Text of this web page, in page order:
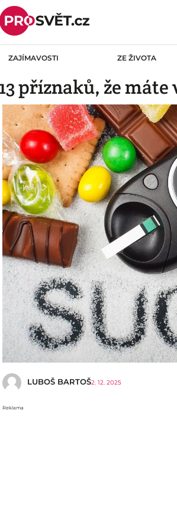
ZAJÍMAVOSTI ZE ŽIVOTA
13 příznaků, že
LUBOŠ BARTOŠ2. 12. 2025
Reklama